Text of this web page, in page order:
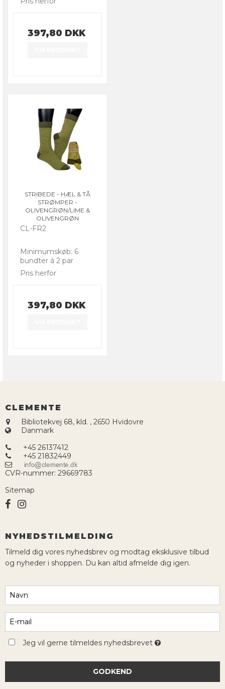
397,80 DKK
STRIBEDE - HÆL & TÅ
STRØMPER -
OLIVENGRØN/LIME &
OLIVENGRØN
CL-FR2
Minimumskøb: 6
bundter á 2 par
Pris herfor
397,80 DKK
CLEMENTE
Bibliotekvej 68, kld. , 2650 Hvidovre
Danmark
+45 26137412
+45 21832449
CVR-nummer: 29669783
Sitemap
NYHEDSTILMELDING
Tilmeld dig vores nyhedsbrev og modtag eksklusive tilbud
og nyheder i shoppen. Du kan altid afmelde dig igen.
Jeg vil gerne tilmeldes nyhedsbrevet
GODKEND